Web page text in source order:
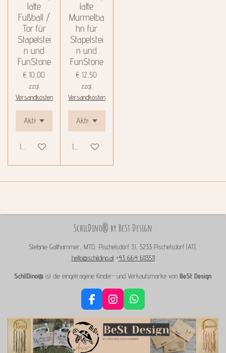
latte
Fußball /
Tor für
Stapelstei
n und
FunStone
€ 10,00
zzgl.
Versandkosten
In den Warenkorb
latte
Murmelba
hn für
Stapelstei
n und
FunStone
€ 12,50
zzgl.
Versandkosten
In den Warenkorb
SchilDino® by BeSt Design
Stefanie Gallhammer, MTD, Pischelsdorf 31, 5233 Pischelsdorf (AT),
hello@schildino.at+43 664 6113511
SchilDino®ist die eingetragene Kinder- und Verkaufsmarke vonBeSt Design.
F
a
c
e
b
o
I
n
s
t
a
W
h
a
t
s